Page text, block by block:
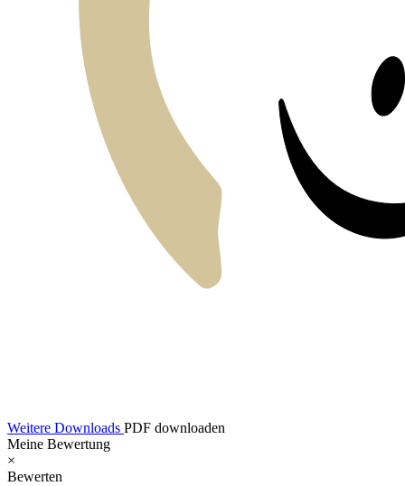
Weitere Downloads PDF downloaden
Meine Bewertung
×
Bewerten